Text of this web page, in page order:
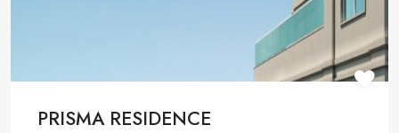
PRISMA RESIDENCE